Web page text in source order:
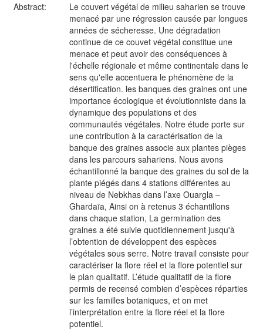
Abstract:
Le couvert végétal de milieu saharien se trouve
menacé par une régression causée par longues
années de sécheresse. Une dégradation
continue de ce couvet végétal constitue une
menace et peut avoir des conséquences à
l'échelle régionale et même continentale dans le
sens qu'elle accentuera le phénomène de la
désertification. les banques des graines ont une
importance écologique et évolutionniste dans la
dynamique des populations et des
communautés végétales. Notre étude porte sur
une contribution à la caractérisation de la
banque des graines associe aux plantes pièges
dans les parcours sahariens. Nous avons
échantillonné la banque des graines du sol de la
plante piégés dans 4 stations différentes au
niveau de Nebkhas dans l’axe Ouargla –
Ghardaïa, Ainsi on à retenus 3 échantillons
dans chaque station, La germination des
graines a été suivie quotidiennement jusqu'à
l’obtention de développent des espèces
végétales sous serre. Notre travail consiste pour
caractériser la flore réel et la flore potentiel sur
le plan qualitatif. L’étude qualitatif de la flore
permis de recensé combien d’espèces réparties
sur les familles botaniques, et on met
l’interprétation entre la flore réel et la flore
potentiel.